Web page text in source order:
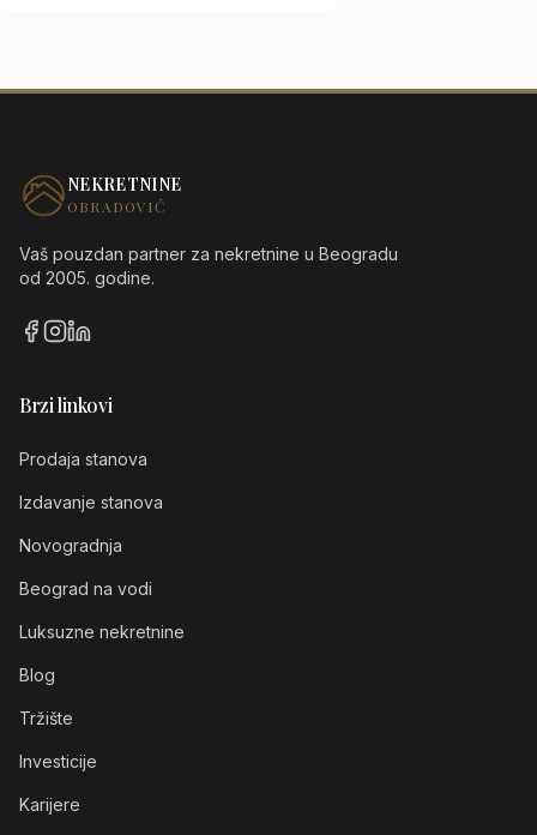
NEKRETNINE
OBRADOVIĆ
Vaš pouzdan partner za nekretnine u Beogradu
od 2005. godine.
Brzi linkovi
Prodaja stanova
Izdavanje stanova
Novogradnja
Beograd na vodi
Luksuzne nekretnine
Blog
Tržište
Investicije
Karijere